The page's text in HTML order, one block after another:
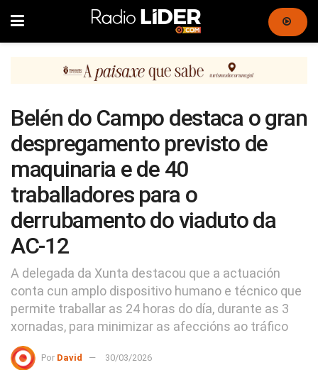
Belén do Campo destaca o gran
despregamento previsto de
maquinaria e de 40
traballadores para o
derrubamento do viaduto da
AC-12
A delegada da Xunta destacou que a actuación
conta cun amplo dispositivo humano e técnico que
permite traballar as 24 horas do día, durante as 3
xornadas, para minimizar as afeccións ao tráfico
Por David 30/03/2026